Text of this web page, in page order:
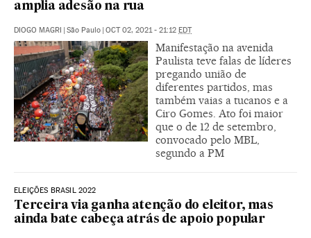
amplia adesão na rua
DIOGO MAGRI | São Paulo | OCT 02, 2021 - 21:12 EDT
Manifestação na avenida
Paulista teve falas de líderes
pregando união de
diferentes partidos, mas
também vaias a tucanos e a
Ciro Gomes. Ato foi maior
que o de 12 de setembro,
convocado pelo MBL,
segundo a PM
ELEIÇÕES BRASIL 2022
Terceira via ganha atenção do eleitor, mas
ainda bate cabeça atrás de apoio popular